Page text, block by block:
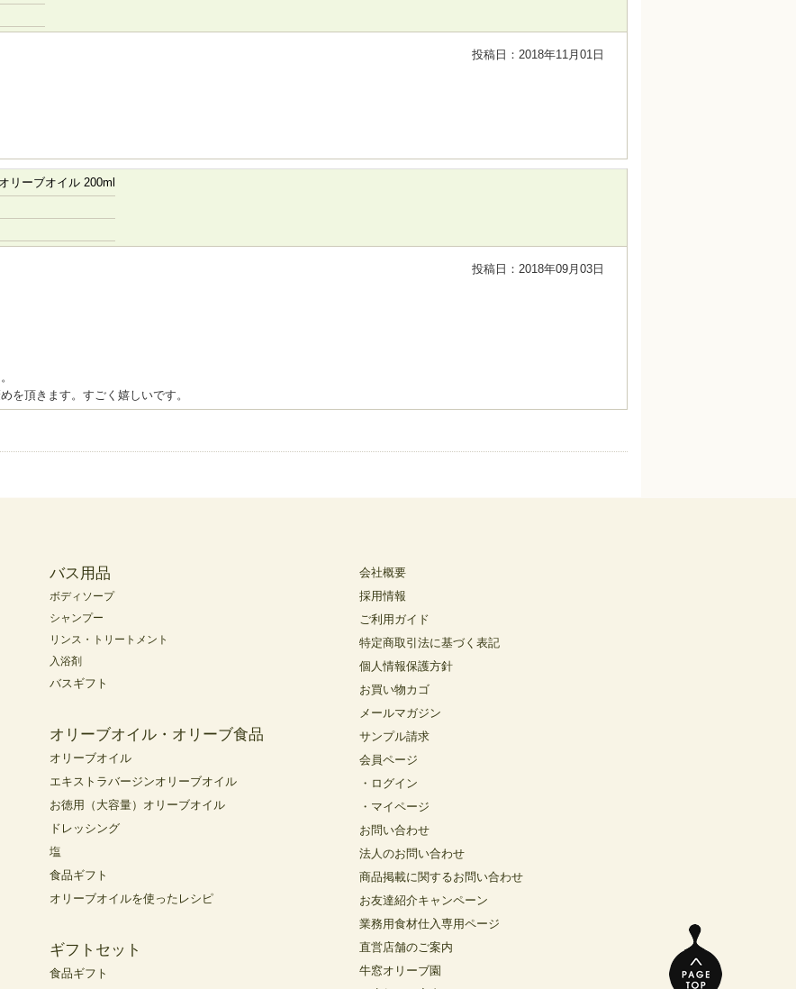
投稿日：2018年11月01日
リーブオイル 200ml
投稿日：2018年09月03日
を頂きます。すごく嬉しいです。
バス用品
ボディソープ
シャンプー
リンス・トリートメント
入浴剤
バスギフト
オリーブオイル・オリーブ食品
オリーブオイル
エキストラバージンオリーブオイル
お徳用（大容量）オリーブオイル
ドレッシング
塩
食品ギフト
オリーブオイルを使ったレシピ
ギフトセット
食品ギフト
会社概要
採用情報
ご利用ガイド
特定商取引法に基づく表記
個人情報保護方針
お買い物カゴ
メールマガジン
サンプル請求
会員ページ
・ログイン
・マイページ
お問い合わせ
法人のお問い合わせ
商品掲載に関するお問い合わせ
お友達紹介キャンペーン
業務用食材仕入専用ページ
直営店舗のご案内
牛窓オリーブ園